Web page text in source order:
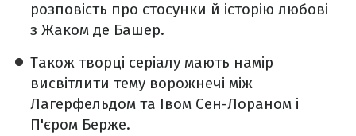
розповість про стосунки й історію любові
з Жаком де Башер.
Також творці серіалу мають намір
висвітлити тему ворожнечі між
Лагерфельдом та Івом Сен-Лораном і
П'єром Берже.